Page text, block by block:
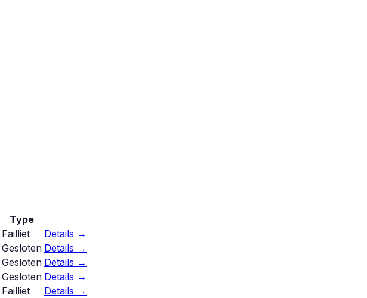
Type
Failliet
Details →
Gesloten Details →
Gesloten Details →
Gesloten Details →
Failliet
Details →